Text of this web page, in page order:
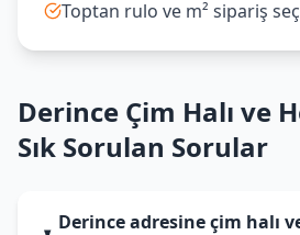
Toptan rulo ve m² sipariş
Derince Çim Halı ve
Sık Sorulan Sorular
Derince adresine çim halı